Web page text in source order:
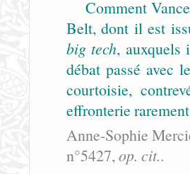
Comment
Belt, dont il est
big tech, auxquels
débat passé avec
courtoisie,
effronterie
Anne-Sophie
n°5427, op. cit..